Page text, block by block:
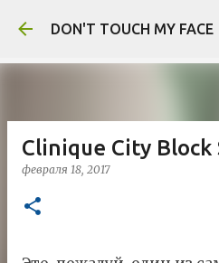
К основному
DON'T TOUCH MY FACE
Clinique City Block
февраля 18, 2017